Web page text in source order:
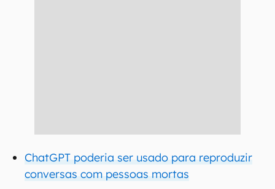
ChatGPT poderia ser usado para reproduzir
conversas com pessoas mortas